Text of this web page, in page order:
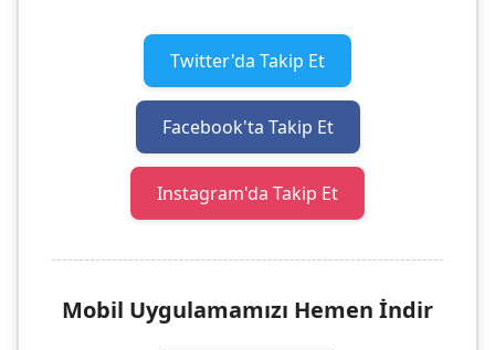
Twitter'da Takip Et
Facebook'ta Takip Et
Instagram'da Takip Et
Mobil Uygulamamızı Hemen İndir